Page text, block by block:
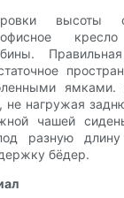
высоты
офисное
ямками.
не нагружая
чашей
под разную
бёдер.